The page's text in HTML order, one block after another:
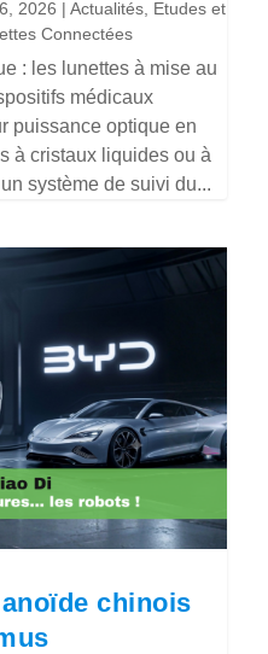
2026 |Actualités Etudes et
Connectées
: les lunettes à mise au
médicaux
puissance optique en
à cristaux liquides ou à
système de suivi du...
chinois